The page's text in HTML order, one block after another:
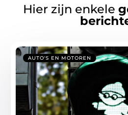
Hier zijn enkele
AUTO'S EN MOTOREN